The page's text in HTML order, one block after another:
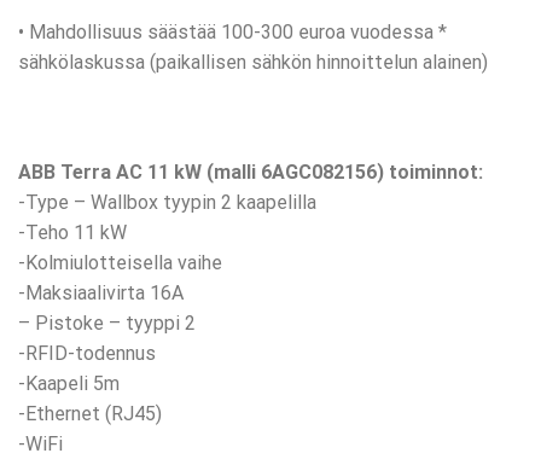
• Mahdollisuus säästää 100-300 euroa vuodessa *
sähkölaskussa (paikallisen sähkön hinnoittelun alainen)
ABB Terra AC 11 kW (malli 6AGC082156) toiminnot:
-Type – Wallbox tyypin 2 kaapelilla
-Teho 11 kW
-Kolmiulotteisella vaihe
-Maksiaalivirta 16A
– Pistoke – tyyppi 2
-RFID-todennus
-Kaapeli 5m
-Ethernet (RJ45)
-WiFi